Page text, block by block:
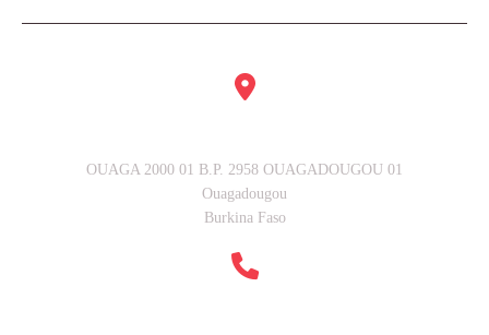
OUAGA 2000 01 B.P. 2958 OUAGADOUGOU 01
Ouagadougou
Burkina Faso